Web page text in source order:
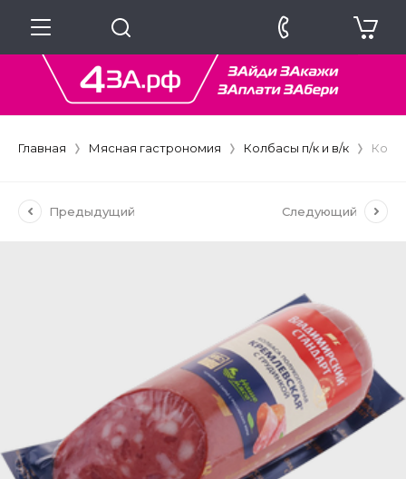
Главная Мясная гастрономия Колбасы п/к и в/к
Предыдущий Следующий